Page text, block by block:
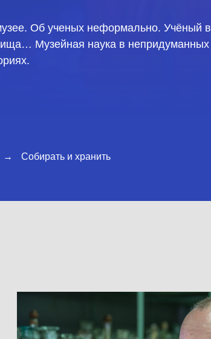
Об ученых неформально. Учёный в
Музейная наука в непридуманных
→ Собирать и хранить